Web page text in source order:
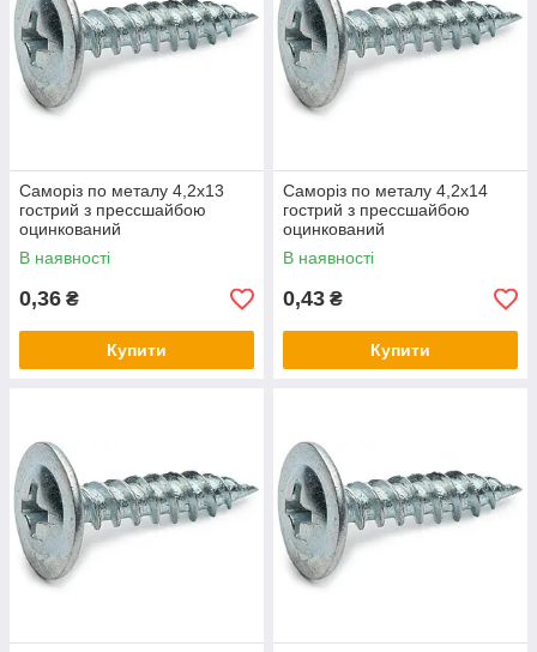
вистачить.
Але якщо ж товщина сталі буде в межахвід 0.9 до 2.0 мм, то
краще буде використовувати саморіз зпресшайбою зі
свердлом
, які ви так само можете купити у нас.
Саморіз має оцинковане покриття, що робить його стійким до
Монтаж проводиться викруткою або шуруповертом з битою
Ph 2.
Саморіз по металу 4,2х13
гострий з прессшайбою
оцинкований
В наявності
0,36 ₴
Купити
Саморіз по металу 4,2х14
гострий з прессшайбою
оцинкований
В наявності
0,43 ₴
Купити